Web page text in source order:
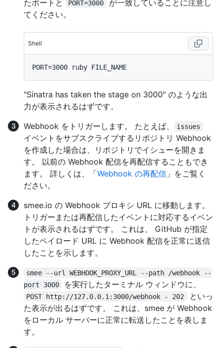
たポートと
PORT=3000
が一致していることに注意し
てください。
Shell
"Sinatra has taken the stage on 3000" のような出
力が表示されるはずです。
Webhook をトリガーします。 たとえば、
issues
イベントをサブスクライブするリポジトリ Webhook
を作成した場合は、リポジトリでイシューを開きま
す。 以前の Webhook 配信を再配信することもでき
ます。 詳しくは、「Webhook の再配信 」をご覧く
ださい。
smee.io の Webhook プロキシ URL に移動します。
トリガーまたは再配信したイベントに対応するイベン
トが表示されるはずです。 これは、 GitHub が指定
したペイロード URL に Webhook 配信を正常に送信
したことを示します。
smee --url WEBHOOK_PROXY_URL --path /webhook --
port 3000
を実行したターミナル ウィンドウに、
POST http://127.0.0.1:3000/webhook - 202
といっ
た表示が出るはずです。 これは、smee が Webhook
をローカル サーバーに正常に転送したことを表しま
す。